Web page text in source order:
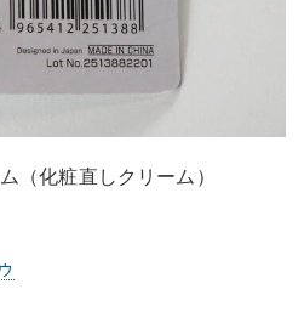
（化粧直しクリーム）